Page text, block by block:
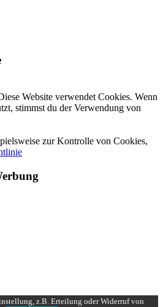
Website verwendet Cookies. Wenn
stimmst du der Verwendung von
zur Kontrolle von Cookies,
z.B. Erteilung oder Widerruf von